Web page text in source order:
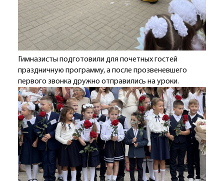
Гимназисты подготовили для почетных гостей
праздничную программу, а после прозвеневшего
первого звонка дружно отправились на уроки.